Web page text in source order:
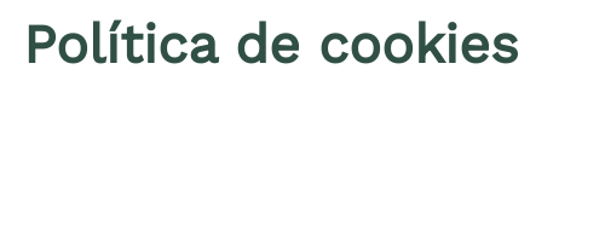
Política de cookies